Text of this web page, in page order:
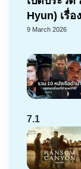
Hyun) เรื่
9 March 2026
7.1